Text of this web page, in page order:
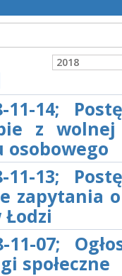
2018
11-14;
z
osobowego
11-13;
zapytania
11-07;
społeczne